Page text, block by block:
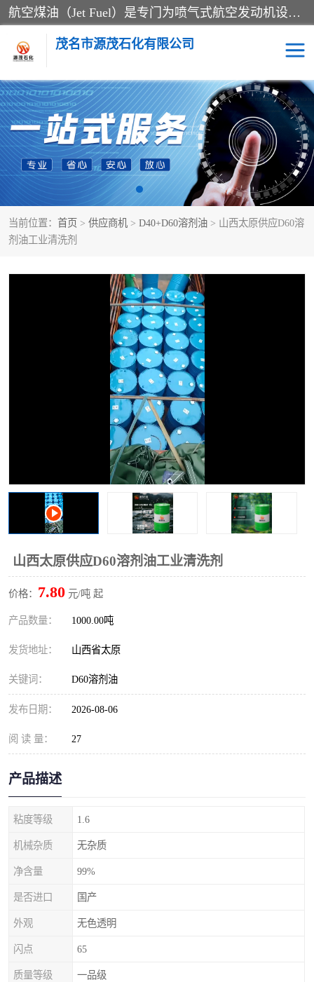
航空煤油（Jet Fuel）是专门为喷气式航空发动机设计的高纯度燃料，主要分为Jet A、Jet A-1和Jet B等类型。其特点是闪点高、低温流动性好，并添加了抗静电剂和抗氧化剂以确保飞行安全。航空煤油需
茂名市源茂石化有限公司
当前位置： 首页 > 供应商机 > D40+D60溶剂油 > 山西太原供应D60溶
剂油工业清洗剂
山西太原供应D60溶剂油工业清洗剂
价格： 7.80 元/吨 起
产品数量： 1000.00吨
发货地址： 山西省太原
关键词： D60溶剂油
发布日期： 2026-08-06
阅 读 量： 27
产品描述
粘度等级 1.6
机械杂质 无杂质
净含量 99%
是否进口 国产
外观 无色透明
闪点 65
质量等级 一品级
RP3航空煤油 D20+D30溶剂油
D40+D60溶剂油 D80+D100溶剂油
6号+120号溶剂油 260号溶剂油
异构烷烃 天然乳胶
26+32号化妆级白油 46+68号化妆级白油